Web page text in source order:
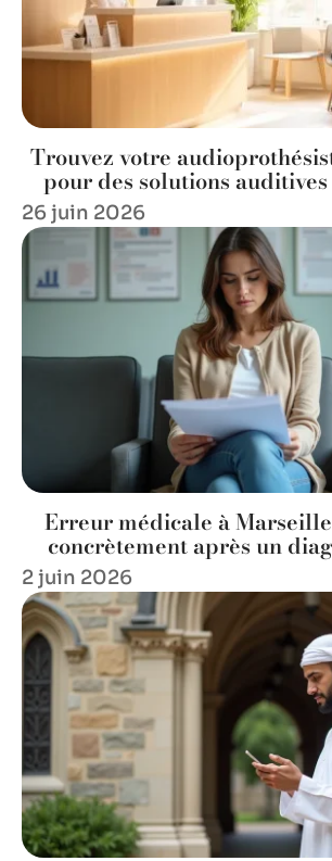
Trouvez votre
pour des solutions
26 juin 2026
Erreur médicale à
concrètement après un
2 juin 2026